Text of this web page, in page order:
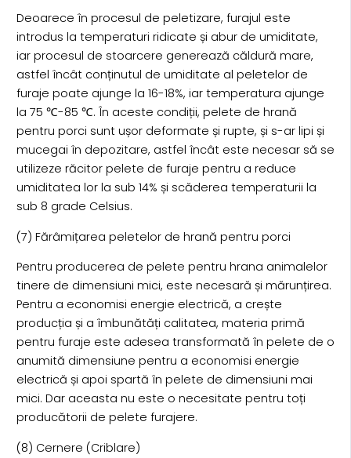
Deoarece în procesul de peletizare, furajul este
introdus la temperaturi ridicate și abur de umiditate,
iar procesul de stoarcere generează căldură mare,
astfel încât conținutul de umiditate al peletelor de
furaje poate ajunge la 16-18%, iar temperatura ajunge
la 75 ℃-85 ℃. În aceste condiții, pelete de hrană
pentru porci sunt ușor deformate și rupte, și s-ar lipi și
mucegai în depozitare, astfel încât este necesar să se
utilizeze răcitor pelete de furaje pentru a reduce
umiditatea lor la sub 14% și scăderea temperaturii la
sub 8 grade Celsius.
(7) Fărâmițarea peletelor de hrană pentru porci
Pentru producerea de pelete pentru hrana animalelor
tinere de dimensiuni mici, este necesară și mărunțirea.
Pentru a economisi energie electrică, a crește
producția și a îmbunătăți calitatea, materia primă
pentru furaje este adesea transformată în pelete de o
anumită dimensiune pentru a economisi energie
electrică și apoi spartă în pelete de dimensiuni mai
mici. Dar aceasta nu este o necesitate pentru toți
producătorii de pelete furajere.
(8) Cernere (Criblare)